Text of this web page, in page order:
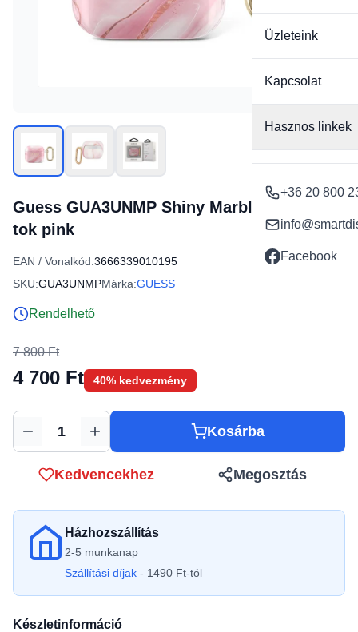
Üzleteink
Kapcsolat
Hasznos linkek
+36 20 800
Facebook
Guess GUA3UNMP Shiny Marble AirPods 3
tok pink
EAN / Vonalkód:3666339010195
SKU:GUA3UNMPMárka:GUESS
Rendelhető
7 800 Ft
4 700 Ft 40% kedvezmény
Mennyiség Kosárba
Kedvencekhez Megosztás
Házhozszállítás
2-5 munkanap
Szállítási díjak - 1490 Ft-tól
Készletinformáció